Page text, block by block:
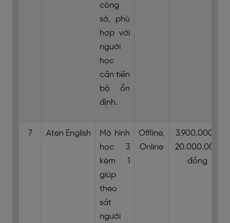
công
sở, phù
hợp với
người
học
cần tiến
bộ ổn
định.
7 Aten English
Mô hình
học 3
kèm 1
giúp
theo
sát
người
Offline,
Online
3.900.000 -
20.000.000
đồng